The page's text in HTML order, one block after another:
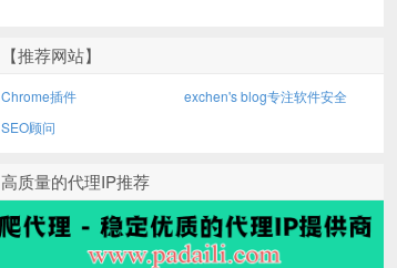
【推荐网站】
Chrome插件
exchen's blog专注软件安全
SEO顾问
高质量的代理IP推荐